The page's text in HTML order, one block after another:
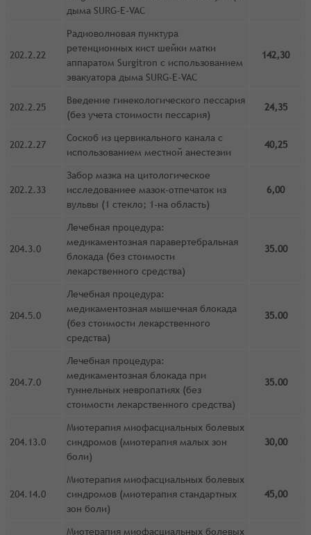
дыма SURG-E-VAC
202.2.22
Радиоволновая пунктура
ретенционных кист шейки матки
аппаратом Surgitron с использованием
эвакуатора дыма SURG-E-VAC
142,30
202.2.25
Введение гинекологического пессария
(без учета стоимости пессария)
24,35
202.2.27
Соскоб из цервикального канала с
использованием местной анестезии
40,25
202.2.33
Забор мазка на цитологическое
исследованиее мазок-отпечаток из
вульвы (1 стекло; 1-на область)
6,00
204.3.0
Лечебная процедура:
медикаментозная паравертебральная
блокада (без стоимости
лекарственного средства)
35.00
204.5.0
Лечебная процедура:
медикаментозная мышечная блокада
(без стоимости лекарственного
средства)
35.00
204.7.0
Лечебная процедура:
медикаментозная блокада при
туннельных невропатиях (без
стоимости лекарственного средства)
35.00
204.13.0
Миотерапия миофасциальных болевых
синдромов (миотерапия малых зон
боли)
30,00
204.14.0
Миотерапия миофасциальных болевых
синдромов (миотерапия стандартных
зон боли)
45,00
Миотерапия миофасциальных болевых